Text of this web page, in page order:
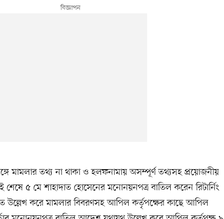
মামলার তথ্য না থাকা ও হলফনামায় অসম্পূর্ণ তথ্যসহ প্রয়োজনীয়
শেষে ৫ মে শাহাদাত হোসেনের মনোনয়নপত্র বাতিল করেন রিটার্নিং
উল্লেখ করে মামলার বিবরণসহ আপিল কর্তৃপক্ষের কাছে আপিল